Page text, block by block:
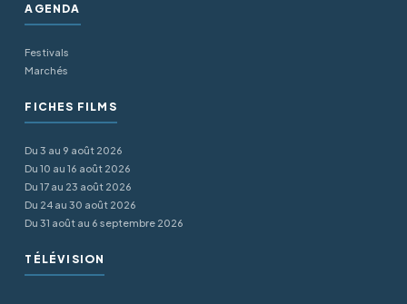
AGENDA
Festivals
Marchés
FICHES FILMS
Du 3 au 9 août 2026
Du 10 au 16 août 2026
Du 17 au 23 août 2026
Du 24 au 30 août 2026
Du 31 août au 6 septembre 2026
TÉLÉVISION